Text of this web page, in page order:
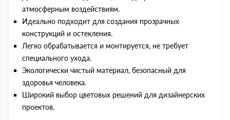
атмосферным воздействиям.
Идеально подходит для создания прозрачных
конструкций и остекления.
Легко обрабатывается и монтируется, не требует
специального ухода.
Экологически чистый материал, безопасный для
здоровья человека.
Широкий выбор цветовых решений для дизайнерских
проектов.